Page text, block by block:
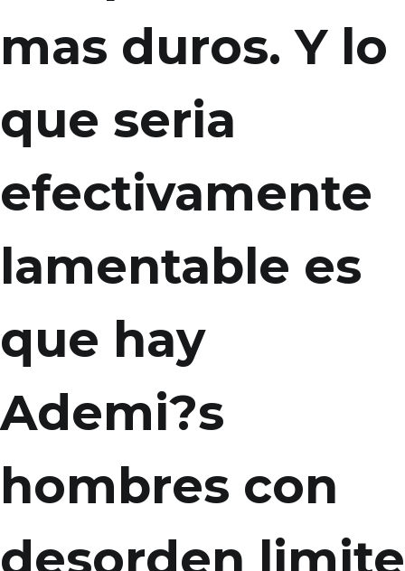
mas duros. Y lo
que seri­a
efectivamente
lamentable es
que hay
Ademi?s
hombres con